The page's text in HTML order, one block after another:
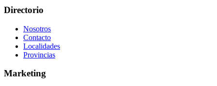
Directorio
Nosotros
Contacto
Localidades
Provincias
Marketing